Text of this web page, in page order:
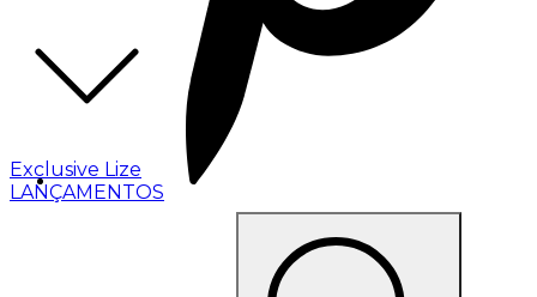
Exclusive Lize
LANÇAMENTOS